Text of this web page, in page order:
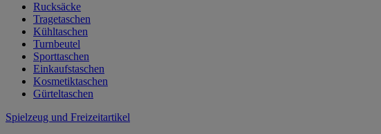
Rucksäcke
Tragetaschen
Kühltaschen
Turnbeutel
Sporttaschen
Einkaufstaschen
Kosmetiktaschen
Gürteltaschen
Spielzeug und Freizeitartikel